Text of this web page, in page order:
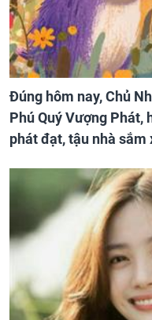
Đúng hôm nay, Chủ
Phú Quý Vượng Phát,
phát đạt, tậu nhà sắm